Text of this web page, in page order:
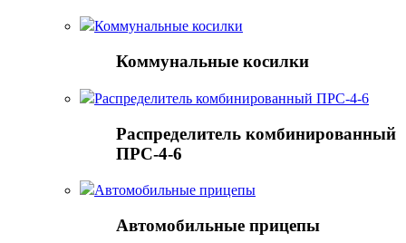
Коммунальные косилки
Коммунальные косилки
Распределитель комбинированный ПРС-4-6
Распределитель комбинированный
ПРС-4-6
Автомобильные прицепы
Автомобильные прицепы